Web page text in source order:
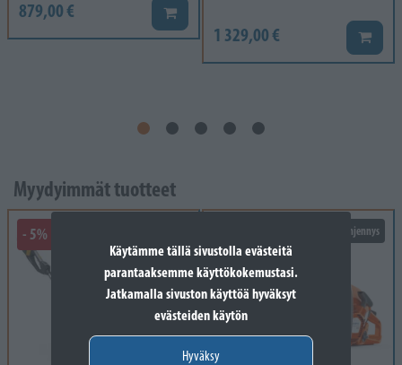
Käytämme tällä sivustolla evästeitä
parantaaksemme käyttökokemustasi.
Jatkamalla sivuston käyttöä hyväksyt
evästeiden käytön
Hyväksy
879,00 € Lisää koriin
1 329,00 € Lisää
Myydyimmät tuotteet
- 5% Varaston tyhjennys